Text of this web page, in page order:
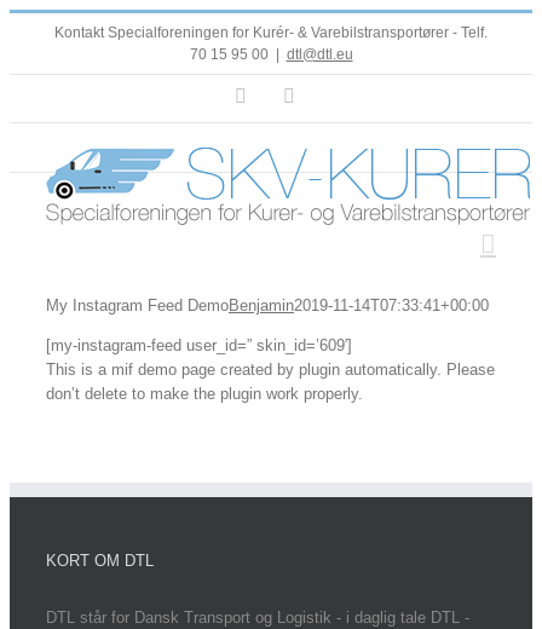
Kontakt Specialforeningen for Kurér- & Varebilstransportører - Telf.
70 15 95 00
dtl@dtl.eu
Facebook
My Instagram Feed DemoBenjamin2019-11-14T07:33:41+00:00
[my-instagram-feed user_id=” skin_id=’609′]
This is a mif demo page created by plugin automatically. Please
don’t delete to make the plugin work properly.
KORT OM DTL
DTL står for Dansk Transport og Logistik - i daglig tale DTL -